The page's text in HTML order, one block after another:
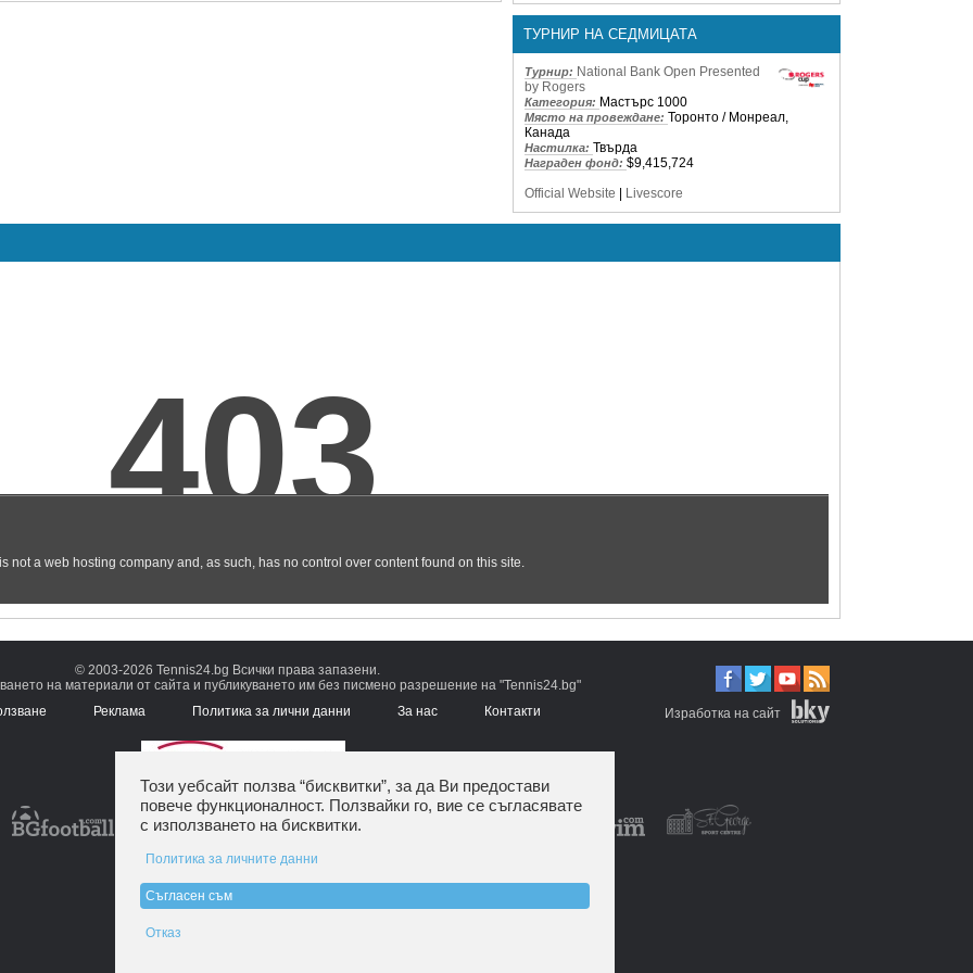
ТУРНИР НА СЕДМИЦАТА
Турнир: National Bank Open Presented
by Rogers
Категория: Мастърс 1000
Място на провеждане: Торонто / Монреал,
Канада
Настилка: Твърда
Награден фонд: $9,415,724
Official Website | Livescore
© 2003-2026 Tennis24.bg Всички права запазени.
на материали от сайта и публикуването им без писмено разрешение на "Tennis24.bg"
Реклама Политика за лични данни За нас Контакти Изработка на сайт
Този уебсайт ползва “бисквитки”, за да Ви предостави
повече функционалност. Ползвайки го, вие се съгласявате
с използването на бисквитки.
Политика за личните данни
Съгласен съм
Отказ